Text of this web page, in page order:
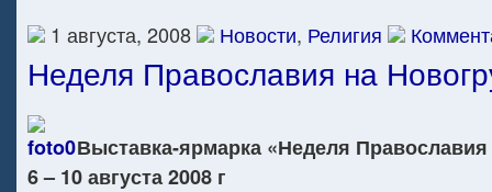
1 августа, 2008
Новости, Религия
Неделя Православия на
Выставка-ярмарка «Неделя
6 – 10 августа 2008 г